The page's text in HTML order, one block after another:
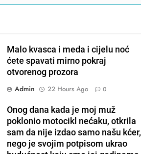
Malo kvasca i meda i cijelu noć
ćete spavati mirno pokraj
otvorenog prozora
Admin
22 Hours Ago 0
Onog dana kada je moj muž
poklonio motocikl nećaku, otkrila
sam da nije izdao samo našu kćer,
nego je svojim potpisom ukrao